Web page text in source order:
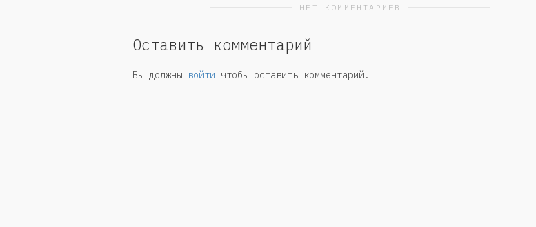
НЕТ КОММЕНТАРИЕВ
Оставить комментарий
Вы должны войти чтобы оставить комментарий.